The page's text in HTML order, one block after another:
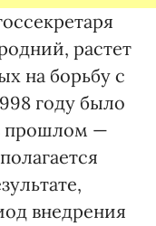
растет
на борьбу с
году было
прошлом —
внедрения